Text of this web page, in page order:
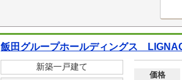
飯田グループホールディングス
新築一戸建て
価格